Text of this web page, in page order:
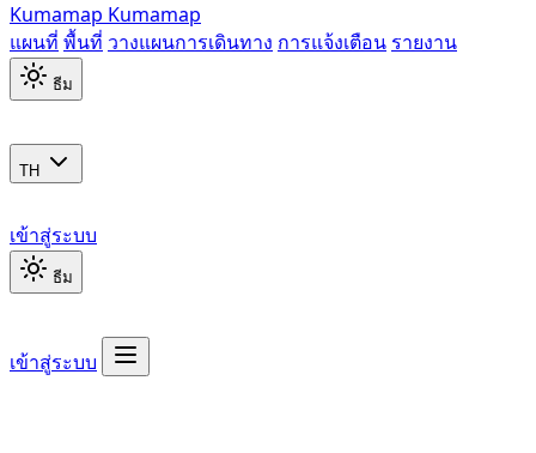
Kumamap Kumamap
แผนที่ พื้นที่ วางแผนการเดินทาง การแจ้งเตือน รายงาน
ธีม
TH
เข้าสู่ระบบ
ธีม
เข้าสู่ระบบ